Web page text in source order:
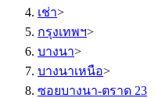
เช่า>
กรุงเทพฯ>
บางนา>
บางนาเหนือ>
ซอยบางนา-ตราด 23